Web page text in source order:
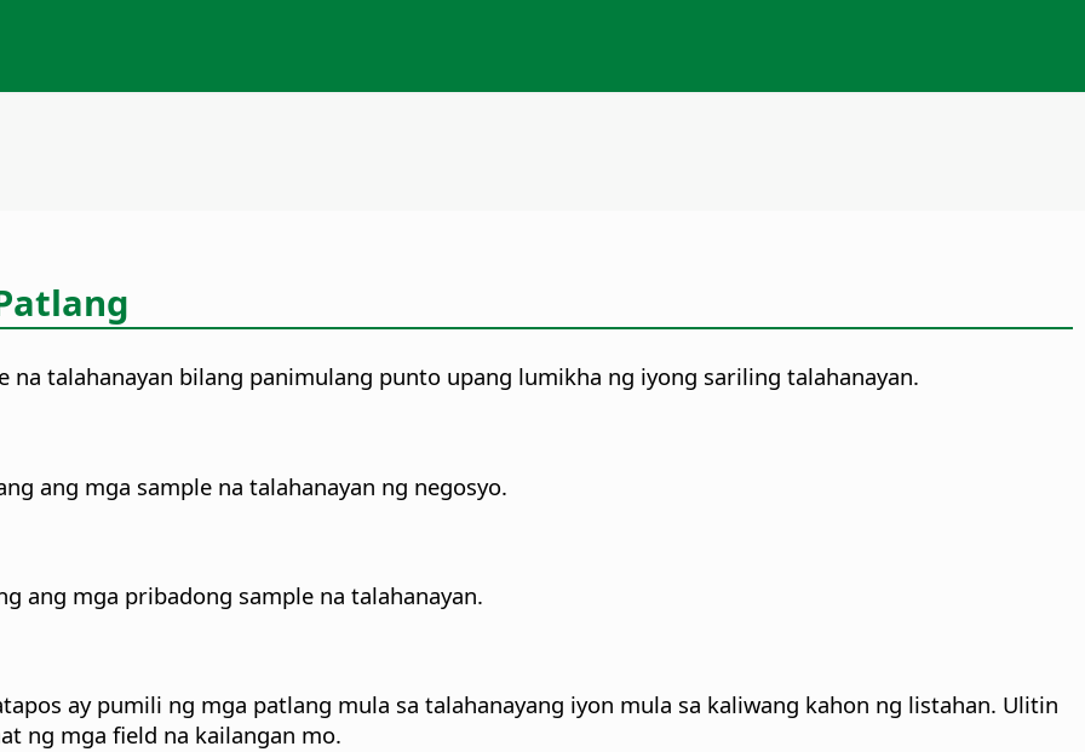
talahanayan bilang panimulang punto upang lumikha ng iyong sariling talahanayan.
ang mga sample na talahanayan ng negosyo.
ang mga pribadong sample na talahanayan.
ay pumili ng mga patlang mula sa talahanayang iyon mula sa kaliwang kahon ng listahan. Ulitin
ng mga field na kailangan mo.